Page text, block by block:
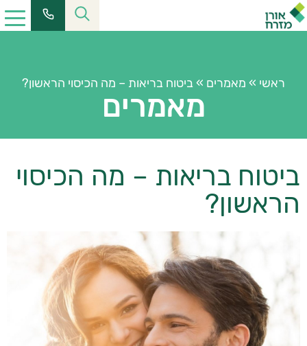
ראשי » מאמרים »ביטוח בריאות – מה הכיסוי הראשון?
מאמרים
ביטוח בריאות – מה הכיסוי
הראשון?